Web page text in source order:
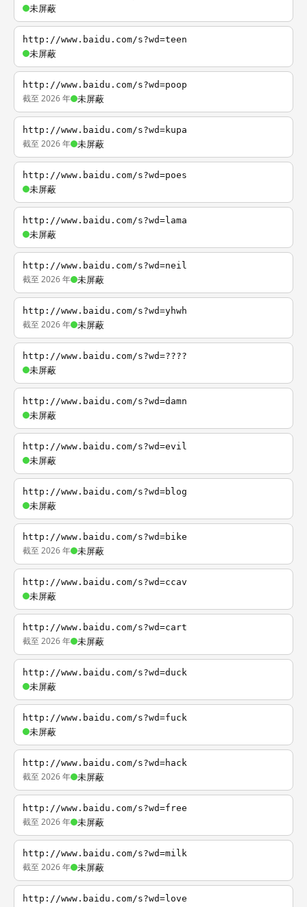
未屏蔽
http://www.baidu.com/s?wd=teen
未屏蔽
http://www.baidu.com/s?wd=poop
截至 2026 年 未屏蔽
http://www.baidu.com/s?wd=kupa
截至 2026 年 未屏蔽
http://www.baidu.com/s?wd=poes
未屏蔽
http://www.baidu.com/s?wd=lama
未屏蔽
http://www.baidu.com/s?wd=neil
截至 2026 年 未屏蔽
http://www.baidu.com/s?wd=yhwh
截至 2026 年 未屏蔽
http://www.baidu.com/s?wd=????
未屏蔽
http://www.baidu.com/s?wd=damn
未屏蔽
http://www.baidu.com/s?wd=evil
未屏蔽
http://www.baidu.com/s?wd=blog
未屏蔽
http://www.baidu.com/s?wd=bike
截至 2026 年 未屏蔽
http://www.baidu.com/s?wd=ccav
未屏蔽
http://www.baidu.com/s?wd=cart
截至 2026 年 未屏蔽
http://www.baidu.com/s?wd=duck
未屏蔽
http://www.baidu.com/s?wd=fuck
未屏蔽
http://www.baidu.com/s?wd=hack
截至 2026 年 未屏蔽
http://www.baidu.com/s?wd=free
截至 2026 年 未屏蔽
http://www.baidu.com/s?wd=milk
截至 2026 年 未屏蔽
http://www.baidu.com/s?wd=love